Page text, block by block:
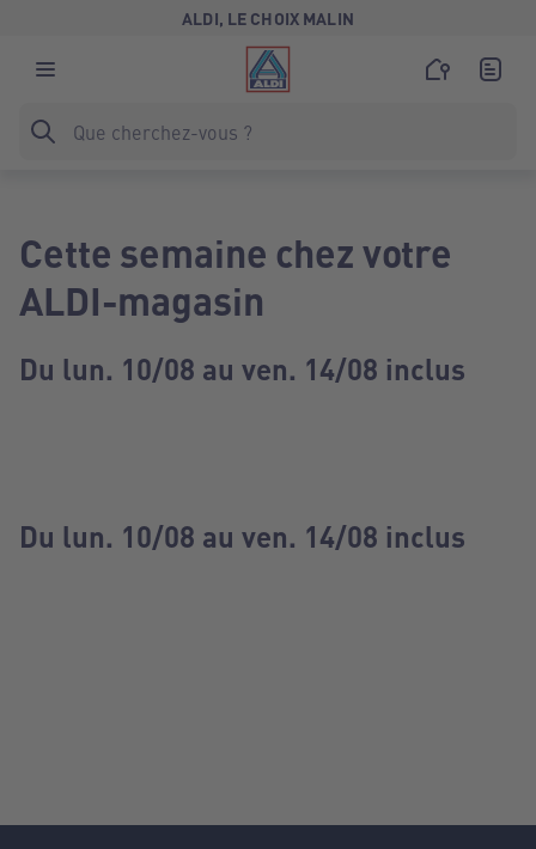
ALDI, LE CHOIX MALIN
Cette semaine chez votre
ALDI-magasin
Du lun. 10/08 au ven. 14/08 inclus
Du lun. 10/08 au ven. 14/08 inclus